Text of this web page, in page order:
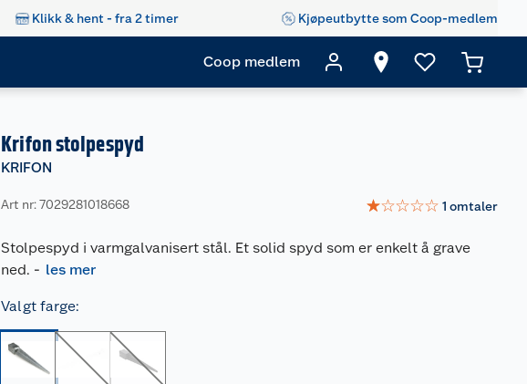
Klikk & hent - fra 2 timer Kjøpeutbytte som Coop-medlem
Coop medlem
Krifon stolpespyd
KRIFON
Art nr: 7029281018668 ☆☆☆☆☆ 1 omtaler
Stolpespyd i varmgalvanisert stål. Et solid spyd som er enkelt å grave
ned. - les mer
Valgt farge: